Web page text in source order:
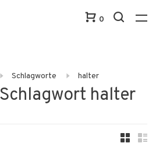
0
Schlagworte halter
halter